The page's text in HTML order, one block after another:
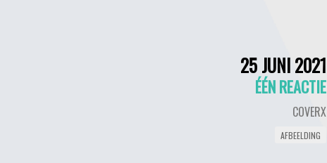
25 JUNI 2021
ÉÉN REACTIE
COVERX
AFBEELDING